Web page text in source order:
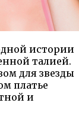
истории
талией.
для звезды
платье
и